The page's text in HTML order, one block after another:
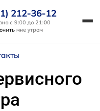
212-36-12
с 9:00 до 21:00
мне утром